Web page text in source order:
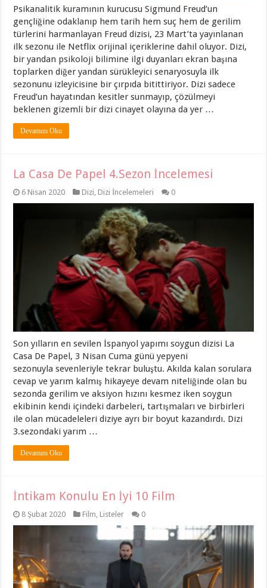
Psikanalitik kuramının kurucusu Sigmund Freud’un
gençliğine odaklanıp hem tarih hem suç hem de gerilim
türlerini harmanlayan Freud dizisi, 23 Mart’ta yayınlanan
ilk sezonu ile Netflix orijinal içeriklerine dahil oluyor. Dizi,
bir yandan psikoloji bilimine ilgi duyanları ekran başına
toplarken diğer yandan sürükleyici senaryosuyla ilk
sezonunu izleyicisine bir çırpıda bitittiriyor. Dizi sadece
Freud’un hayatından kesitler sunmayıp, çözülmeyi
beklenen gizemli bir dizi cinayet olayına da yer …
Devamını Oku
La Casa De Papel 4.Sezon İncelemesi
6 Nisan 2020 Dizi, Dizi İncelemeleri 0
Son yılların en sevilen İspanyol yapımı soygun dizisi La
Casa De Papel, 3 Nisan Cuma günü yepyeni
sezonuyla sevenleriyle tekrar buluştu. Akılda kalan sorulara
cevap ve yarım kalmış hikayeye devam niteliğinde olan bu
sezonda gerilim ve aksiyon hızını kesmez iken soygun
ekibinin kendi içindeki darbeleri, tartışmaları ve birbirleri
ile olan mücadeleleri diziye ayrı bir boyut kazandırdı. Dizi
3.sezondaki yarım …
Devamını Oku
İntikam Konulu En İyi 10 Film
8 Şubat 2020 Film, Listeler 0